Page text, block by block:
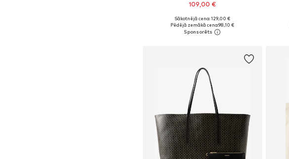
109,00 €
Pieejamie izmēri: One Size
Pievienot grozam
Sākotnējā cena: 129,00 €
Pēdējā zemākā cena:98,10 €